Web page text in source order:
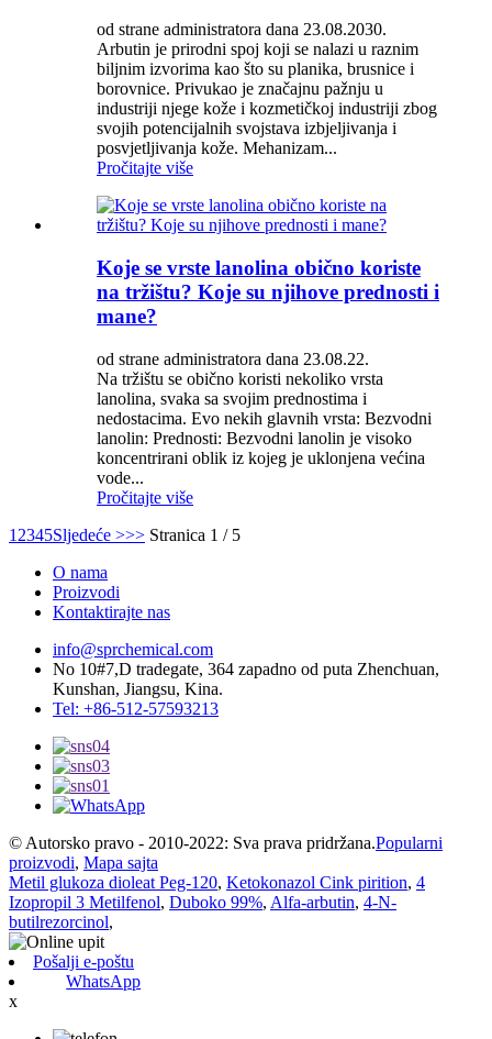
od strane administratora dana 23.08.2030.
Arbutin je prirodni spoj koji se nalazi u raznim
biljnim izvorima kao što su planika, brusnice i
borovnice. Privukao je značajnu pažnju u
industriji njege kože i kozmetičkoj industriji zbog
svojih potencijalnih svojstava izbjeljivanja i
posvjetljivanja kože. Mehanizam...
Pročitajte više
Koje se vrste lanolina obično koriste
na tržištu? Koje su njihove prednosti i
mane?
od strane administratora dana 23.08.22.
Na tržištu se obično koristi nekoliko vrsta
lanolina, svaka sa svojim prednostima i
nedostacima. Evo nekih glavnih vrsta: Bezvodni
lanolin: Prednosti: Bezvodni lanolin je visoko
koncentrirani oblik iz kojeg je uklonjena većina
vode...
Pročitajte više
1 2345Sljedeće >>> Stranica 1 / 5
O nama
Proizvodi
Kontaktirajte nas
info@sprchemical.com
No 10#7,D tradegate, 364 zapadno od puta Zhenchuan,
Kunshan, Jiangsu, Kina.
Tel: +86-512-57593213
© Autorsko pravo - 2010-2022: Sva prava pridržana.Popularni
proizvodi, Mapa sajta
Metil glukoza dioleat Peg-120, Ketokonazol Cink pirition, 4
Izopropil 3 Metilfenol, Duboko 99%, Alfa-arbutin, 4-N-
butilrezorcinol,
Pošalji e-poštu
WhatsApp
x